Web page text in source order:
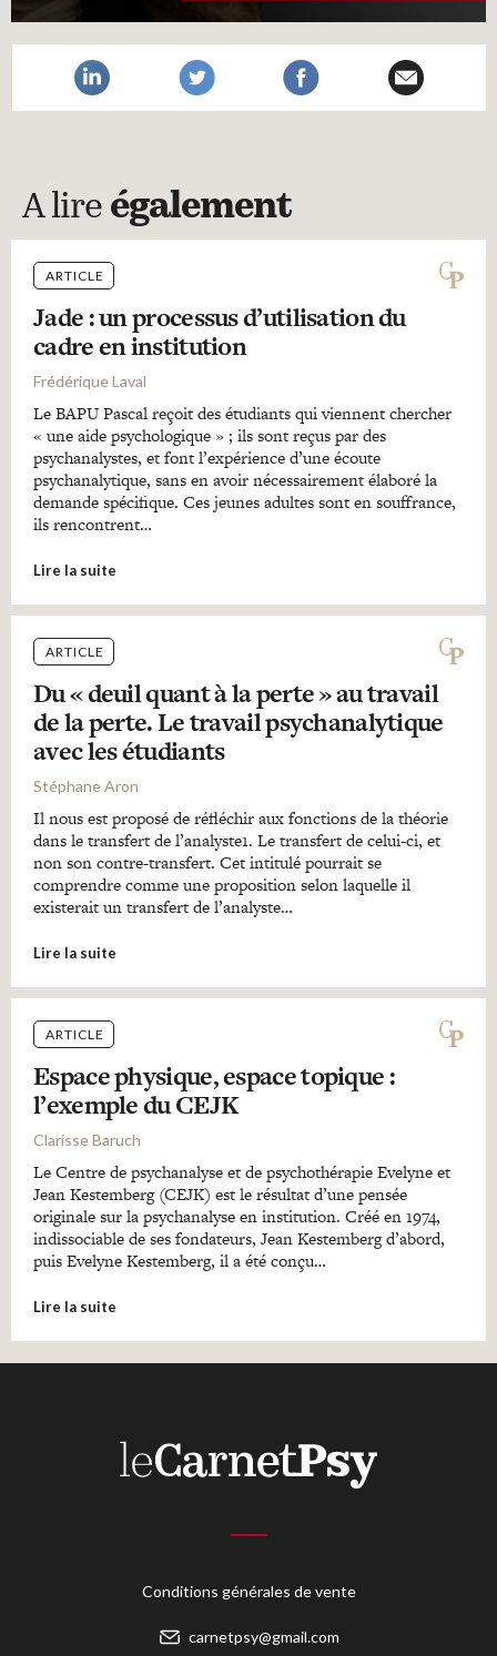
A lire également
ARTICLE
Jade : un processus d’utilisation du
cadre en institution
Frédérique Laval
Le BAPU Pascal reçoit des étudiants qui viennent chercher
« une aide psychologique » ; ils sont reçus par des
psychanalystes, et font l’expérience d’une écoute
psychanalytique, sans en avoir nécessairement élaboré la
demande spécifique. Ces jeunes adultes sont en souffrance,
ils rencontrent…
Lire la suite
ARTICLE
Du « deuil quant à la perte » au travail
de la perte. Le travail psychanalytique
avec les étudiants
Stéphane Aron
Il nous est proposé de réfléchir aux fonctions de la théorie
dans le transfert de l’analyste1. Le transfert de celui-ci, et
non son contre-transfert. Cet intitulé pourrait se
comprendre comme une proposition selon laquelle il
existerait un transfert de l’analyste…
Lire la suite
ARTICLE
Espace physique, espace topique :
l’exemple du CEJK
Clarisse Baruch
Le Centre de psychanalyse et de psychothérapie Evelyne et
Jean Kestemberg (CEJK) est le résultat d’une pensée
originale sur la psychanalyse en institution. Créé en 1974,
indissociable de ses fondateurs, Jean Kestemberg d’abord,
puis Evelyne Kestemberg, il a été conçu…
Lire la suite
Conditions générales de vente
carnetpsy@gmail.com